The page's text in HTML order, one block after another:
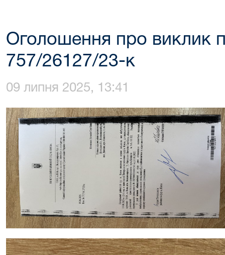
Оголошення про виклик
757/26127/23-к
09 липня 2025, 13:41